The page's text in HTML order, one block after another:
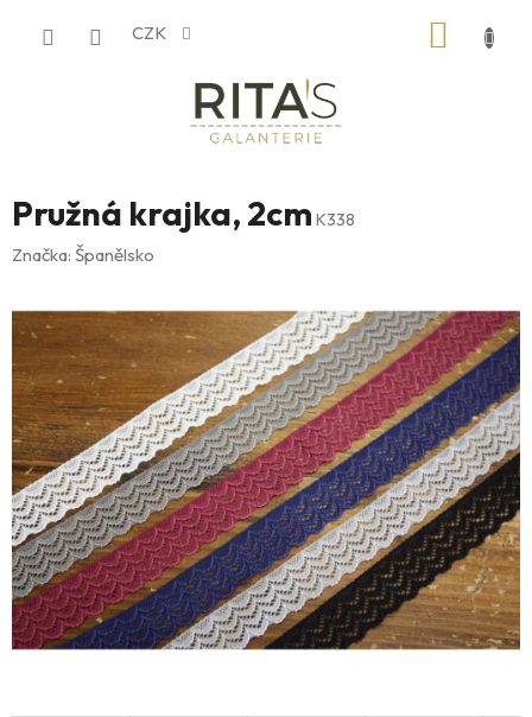
CZK
Pružná krajka, 2cm K338
Značka: Španělsko